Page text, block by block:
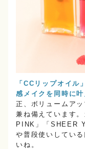
「CCリップオイル
感メイクを同時に
正、ボリュームア
兼ね備えています
PINK」「SHEER
や普段使いしてい
いね。